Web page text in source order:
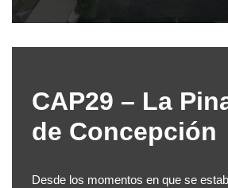
CAP29 – La
de Concepción
Desde los momentos en que se